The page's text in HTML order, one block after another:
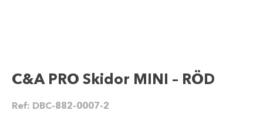
C&A PRO Skidor MINI – RÖD
Ref: DBC-882-0007-2